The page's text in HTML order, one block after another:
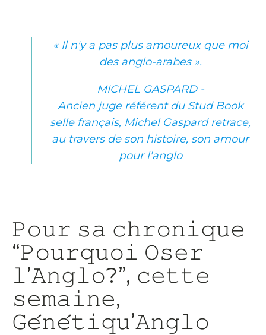
« Il n'y a pas plus amoureux que moi
des anglo-arabes ».
MICHEL GASPARD -
Ancien juge référent du Stud Book
selle français, Michel Gaspard retrace,
au travers de son histoire, son amour
pour l'anglo
𝙿𝚘𝚞𝚛 𝚜𝚊 𝚌𝚑𝚛𝚘𝚗𝚒𝚚𝚞𝚎
“𝙿𝚘𝚞𝚛𝚚𝚞𝚘𝚒 𝙾𝚜𝚎𝚛
𝚕’𝙰𝚗𝚐𝚕𝚘?”, 𝚌𝚎𝚝𝚝𝚎
𝚜𝚎𝚖𝚊𝚒𝚗𝚎,
𝙶𝚎́𝚗𝚎́𝚝𝚒𝚚𝚞’𝙰𝚗𝚐𝚕𝚘